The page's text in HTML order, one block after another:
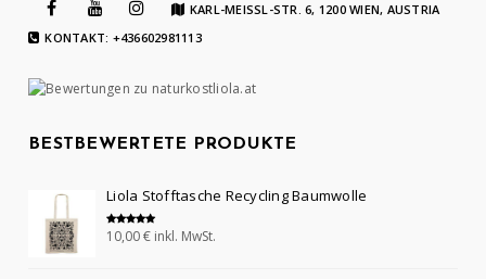
KARL-MEISSL-STR. 6, 1200 WIEN, AUSTRIA
KONTAKT: +436602981113
BESTBEWERTETE PRODUKTE
Liola Stofftasche Recycling Baumwolle
Bewertet mit
5.00
10,00€ inkl. MwSt.